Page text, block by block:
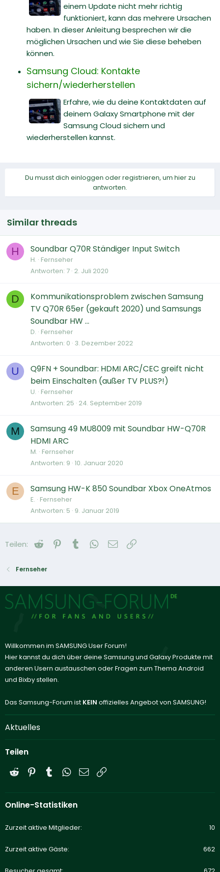
einem Update nicht mehr richtig
funktioniert, kann das mehrere Ursachen
haben. In dieser Anleitung besprechen wir die
möglichen Ursachen und wie Sie diese beheben
können.
Samsung Cloud: Kontakte
sichern/wiederherstellen
Erfahre, wie du deine Kontaktdaten auf
deinem Galaxy Smartphone mit der
Samsung Cloud sichern und
wiederherstellen kannst.
Du musst dich einloggen oder registrieren, um hier zu
antworten.
Similar threads
H Soundbar Q70R Ständiger Input Switch
H. Fernseher
Antworten 7 2. Juli 2020
D
Kommunikationsproblem zwischen Samsung
TV Q70R 65er (gekauft 2020) und Samsungs
Soundbar HW ...
D. Fernseher
Antworten 0 3. Dezember 2022
U
Q9FN + Soundbar: HDMI ARC/CEC greift nicht
beim Einschalten (außer TV PLUS?!)
U. Fernseher
Antworten 25 24. September 2019
M
Samsung 49 MU8009 mit Soundbar HW-Q70R
HDMI ARC
M. Fernseher
Antworten 9 10. Januar 2020
E Samsung HW-K 850 Soundbar Xbox OneAtmos
E. Fernseher
Antworten 5 9. Januar 2019
Teilen: Reddit Pinterest
Tumblr WhatsApp
E-Mail
Fernseher
Willkommen im SAMSUNG User Forum!
Hier kannst du dich über deine Samsung und Galaxy Produkte mit
anderen Usern austauschen oder Fragen zum Thema Android
und Bixby stellen.
Das Samsung-Forum ist KEIN offizielles Angebot von SAMSUNG!
Aktuelles
Teilen
Reddit PinterestTumblrWhatsApp
E-Mail
Online-Statistiken
Zurzeit aktive Mitglieder 10
Zurzeit aktive Gäste 662